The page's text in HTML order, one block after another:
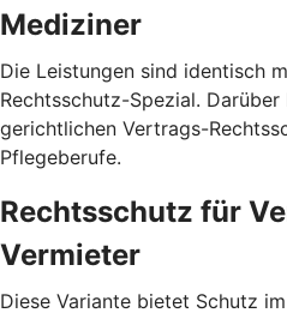
Mediziner
Die Leistungen sind identisch
Rechtsschutz-Spezial.
gerichtlichen Vertrags-
Pflegeberufe.
Rechtsschutz für
Vermieter
Diese Variante bietet Schutz